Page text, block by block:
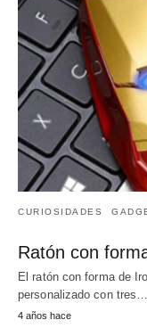
CURIOSIDADES
Ratón con
El ratón con forma de
personalizado con tres…
4 años hace